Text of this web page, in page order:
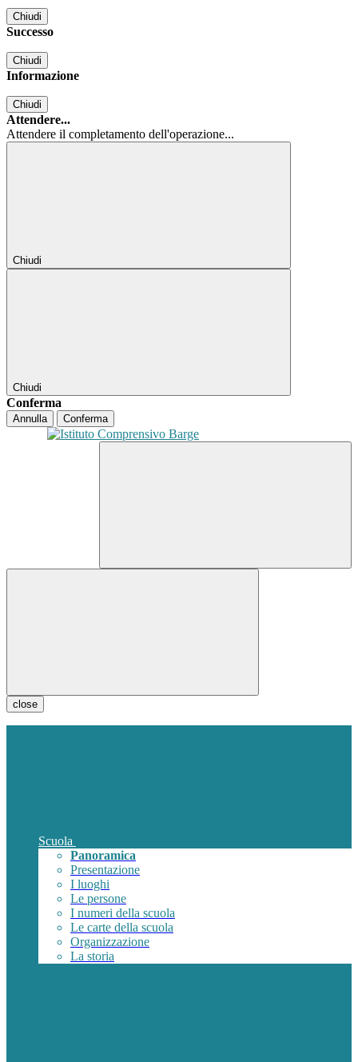
Chiudi
Successo
Chiudi
Informazione
Chiudi
Attendere...
Attendere il completamento dell'operazione...
Chiudi
Chiudi
Conferma
Annulla Conferma
close
Scuola
Panoramica
Presentazione
I luoghi
Le persone
I numeri della scuola
Le carte della scuola
Organizzazione
La storia